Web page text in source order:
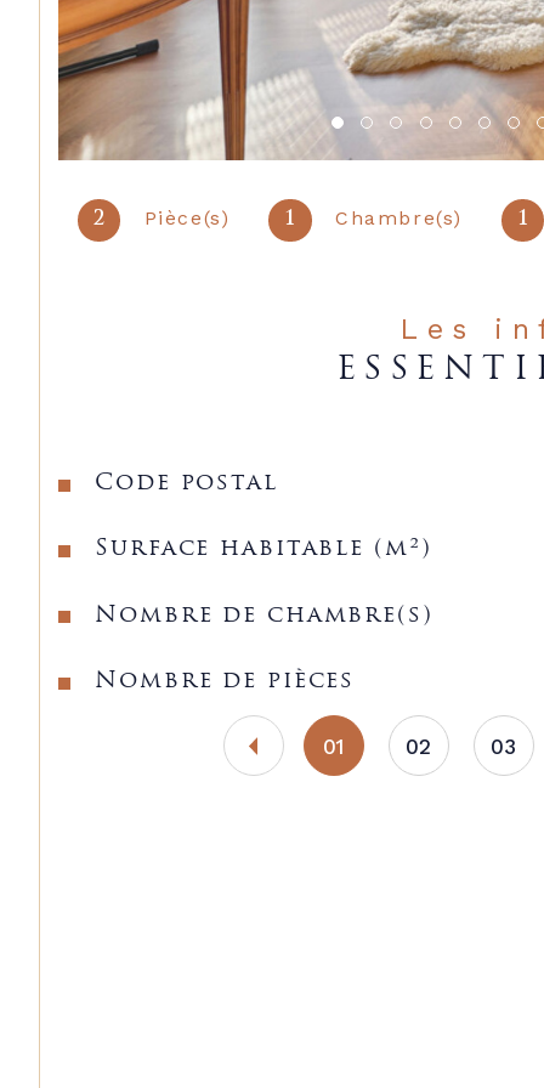
2 Pièce(s) 1 Chambre(s) 1
Les
Caractéristiques Valeurs
Code postal
Surface habitable (m²)
Nombre de chambre(s)
Nombre de pièces
01 02 03